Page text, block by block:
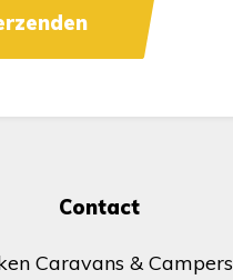
Contact
Caravans & Campers